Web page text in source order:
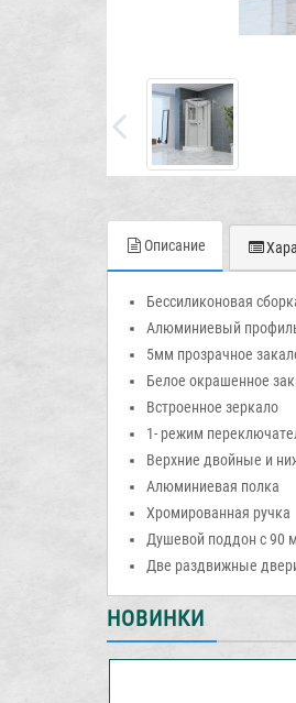
Описание
Бессиликоновая
Алюминиевый
5мм прозрачное
Белое окрашенное
Встроенное зеркало
1- режим
Верхние двойные и
Алюминиевая полка
Хромированная ручка
Душевой поддон с 90
Две раздвижные
НОВИНКИ